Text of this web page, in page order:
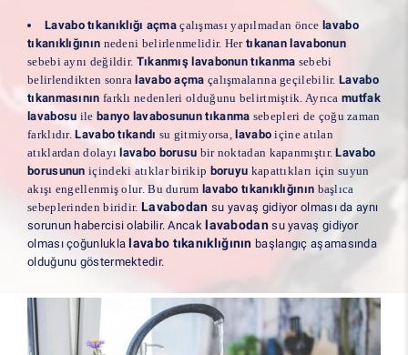
Lavabo tıkanıklığı açmaçalışması yapılmadan önce lavabo
tıkanıklığının nedeni belirlenmelidir. Her tıkanan lavabonun
sebebi aynı değildir. Tıkanmış lavabonun tıkanma sebebi
belirlendikten sonra lavabo açma çalışmalarına geçilebilir.Lavabo
tıkanmasının farklı nedenleri olduğunu belirtmiştik. Ayrıcamutfak
lavabosu ile banyo lavabosunun tıkanma sebepleri de çoğu zaman
farklıdır.Lavabo tıkandı su gitmiyorsa, lavabo içine atılan
atıklardan dolayı lavabo borusu bir noktadan kapanmıştır.Lavabo
borusunun içindeki atıklar birikip boruyu kapattıkları için suyun
akışı engellenmiş olur. Bu durum lavabo tıkanıklığının başlıca
sebeplerinden biridir. Lavabodan su yavaş gidiyor olması da aynı
sorunun habercisi olabilir. Ancak lavabodansu yavaş gidiyor
olması çoğunlukla lavabo tıkanıklığının başlangıç aşamasında
olduğunu göstermektedir.